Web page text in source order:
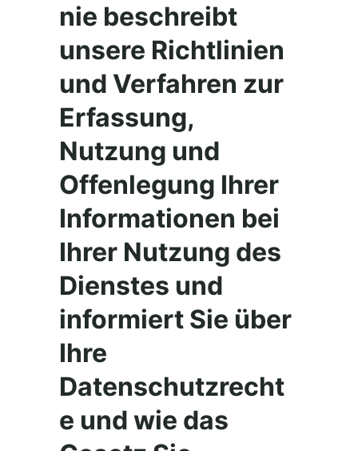
nie beschreibt
unsere Richtlinien
und Verfahren zur
Erfassung,
Nutzung und
Offenlegung Ihrer
Informationen bei
Ihrer Nutzung des
Dienstes und
informiert Sie über
Ihre
Datenschutzrecht
e und wie das